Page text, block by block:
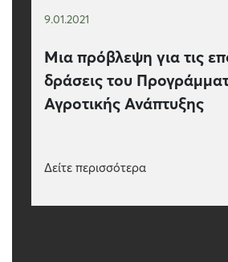
9.01.2021
Μια πρόβλεψη για τις
δράσεις του
Αγροτικής Ανάπτυξης
Δείτε περισσότερα